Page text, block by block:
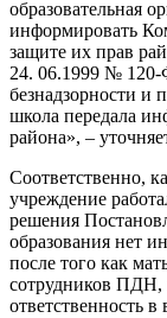
образовательная
информировать
защите их прав
24. 06.1999 №
безнадзорности и
школа передала
района», –
Соответственно,
учреждение
решения
образования нет
после того как
сотрудников ПДН,
ответственность